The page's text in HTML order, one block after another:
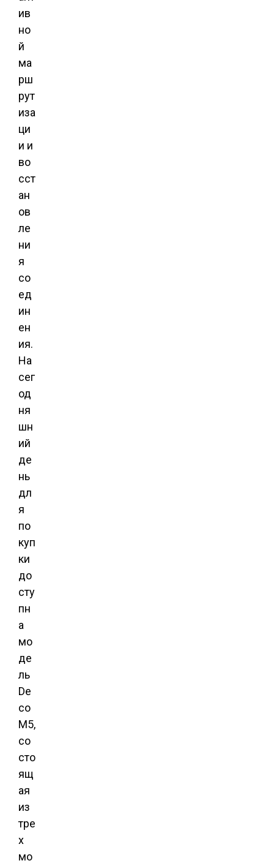
ив
но
й
ма
рш
рут
иза
ци
и и
во
сст
ан
ов
ле
ни
я
со
ед
ин
ен
ия.
На
сег
од
ня
шн
ий
де
нь
дл
я
по
куп
ки
до
сту
пн
а
мо
де
ль
De
co
M5,
со
сто
ящ
ая
из
тре
х
мо